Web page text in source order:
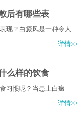
后有哪些表
现？白癜风是一种令人
详情>>
么样的饮食
习惯呢？当患上白癜
详情>>